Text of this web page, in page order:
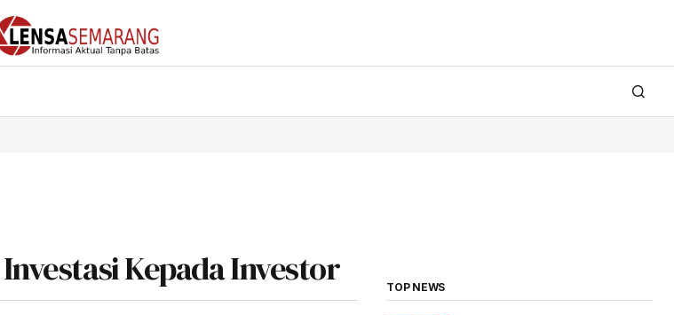
Kepada Investor TOP NEWS